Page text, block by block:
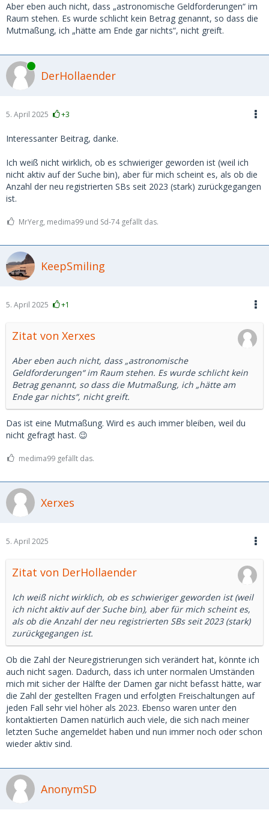
Aber eben auch nicht, dass „astronomische Geldforderungen“ im
Raum stehen. Es wurde schlicht kein Betrag genannt, so dass die
Mutmaßung, ich „hätte am Ende gar nichts“, nicht greift.
Online
DerHollaender
5. April 2025 +3
Interessanter Beitrag, danke.
Ich weiß nicht wirklich, ob es schwieriger geworden ist (weil ich
nicht aktiv auf der Suche bin), aber für mich scheint es, als ob die
Anzahl der neu registrierten SBs seit 2023 (stark) zurückgegangen
ist.
MrYerg, medima99 und Sd-74 gefällt das.
KeepSmiling
5. April 2025 +1
Zitat von Xerxes
Aber eben auch nicht, dass „astronomische
Geldforderungen“ im Raum stehen. Es wurde schlicht kein
Betrag genannt, so dass die Mutmaßung, ich „hätte am
Ende gar nichts“, nicht greift.
Das ist eine Mutmaßung. Wird es auch immer bleiben, weil du
nicht gefragt hast. 😉
medima99 gefällt das.
Xerxes
5. April 2025
Zitat von DerHollaender
Ich weiß nicht wirklich, ob es schwieriger geworden ist (weil
ich nicht aktiv auf der Suche bin), aber für mich scheint es,
als ob die Anzahl der neu registrierten SBs seit 2023 (stark)
zurückgegangen ist.
Ob die Zahl der Neuregistrierungen sich verändert hat, könnte ich
auch nicht sagen. Dadurch, dass ich unter normalen Umständen
mich mit sicher der Hälfte der Damen gar nicht befasst hätte, war
die Zahl der gestellten Fragen und erfolgten Freischaltungen auf
jeden Fall sehr viel höher als 2023. Ebenso waren unter den
kontaktierten Damen natürlich auch viele, die sich nach meiner
letzten Suche angemeldet haben und nun immer noch oder schon
wieder aktiv sind.
AnonymSD